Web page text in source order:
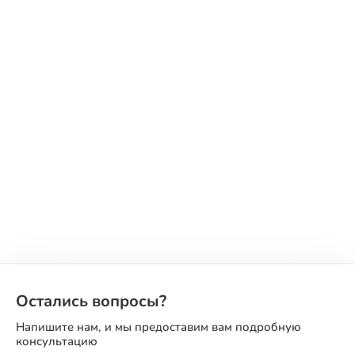
Остались вопросы?
Напишите нам, и мы предоставим вам подробную
консультацию